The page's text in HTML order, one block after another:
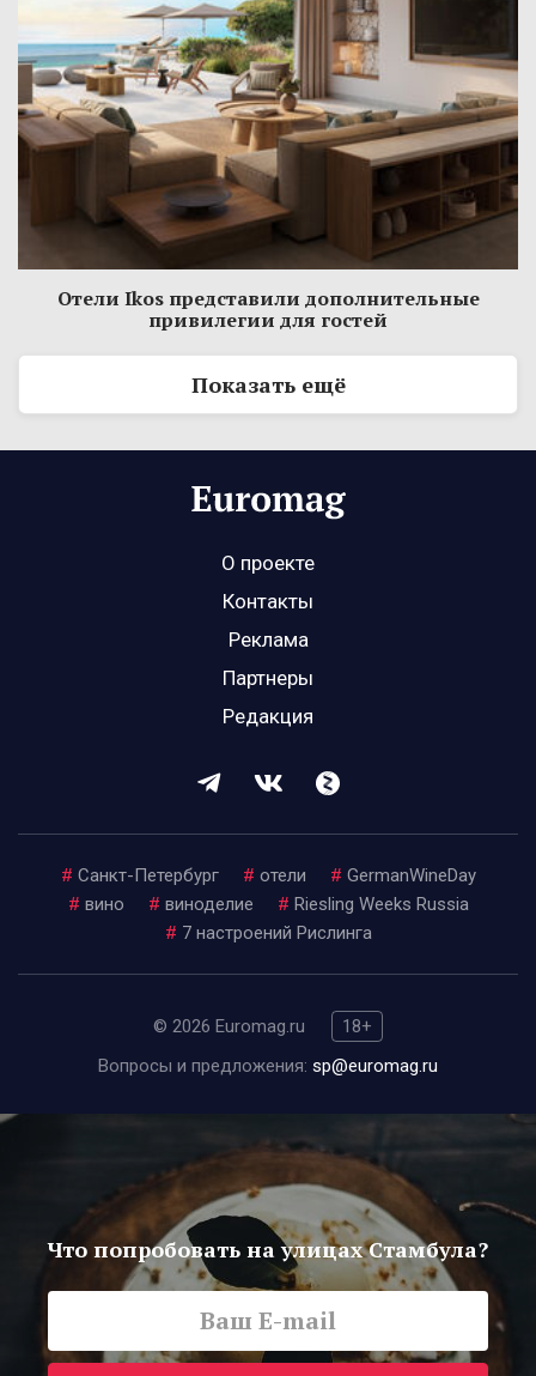
Отели Ikos представили дополнительные
привилегии для гостей
Показать ещё
О проекте
Контакты
Реклама
Партнеры
Редакция
# Санкт-Петербург # отели # GermanWineDay
# вино # виноделие # Riesling Weeks Russia
# 7 настроений Рислинга
© 2026 Euromag.ru
18+
Вопросы и предложения: sp@euromag.ru
Что попробовать на улицах Стамбула?